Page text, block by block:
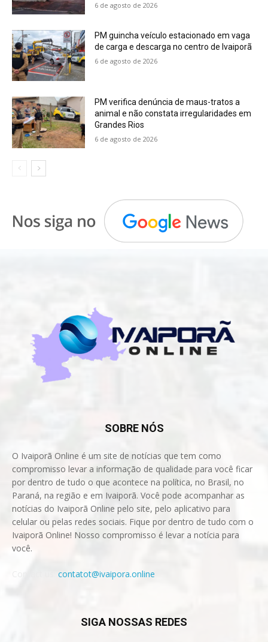
6 de agosto de 2026
PM guincha veículo estacionado em vaga
de carga e descarga no centro de Ivaiporã
6 de agosto de 2026
PM verifica denúncia de maus-tratos a
animal e não constata irregularidades em
Grandes Rios
6 de agosto de 2026
SOBRE NÓS
O Ivaiporã Online é um site de notícias que tem como
compromisso levar a informação de qualidade para você ficar
por dentro de tudo o que acontece na política, no Brasil, no
Paraná, na região e em Ivaiporã. Você pode acompanhar as
notícias do Ivaiporã Online pelo site, pelo aplicativo para
celular ou pelas redes sociais. Fique por dentro de tudo com o
Ivaiporã Online! Nosso compromisso é levar a notícia para
você.
contatot@ivaipora.online
SIGA NOSSAS REDES